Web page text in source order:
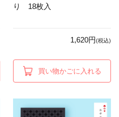
り 18枚入
1,620円(税込)
買い物かごに入れる